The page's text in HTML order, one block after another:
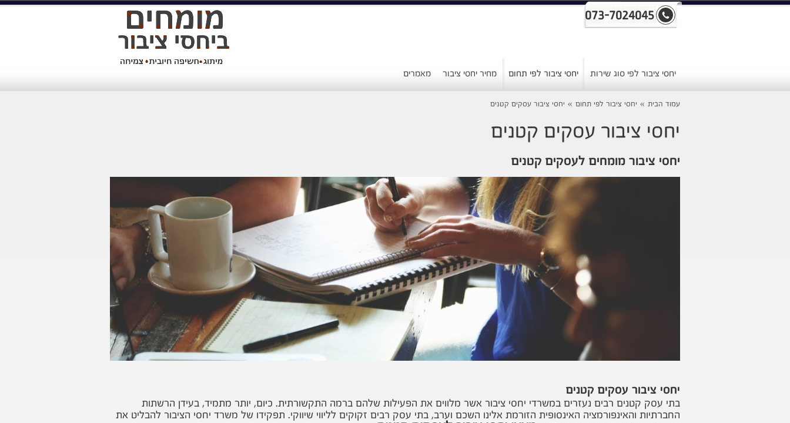
073-7024045
יחסי ציבור לפי סוג שירות יחסי ציבור לפי תחום מחיר יחסי ציבור מאמרים
עמוד הבית » יחסי ציבור לפי תחום » יחסי ציבור עסקים קטנים
יחסי ציבור עסקים קטנים
יחסי ציבור מומחים לעסקים קטנים
יחסי ציבור עסקים קטנים
בתי עסק קטנים רבים נעזרים במשרדי יחסי ציבור אשר מלווים את הפעילות שלהם ברמה התקשורתית. כיום, יותר מתמיד, בעידן הרשתות
החברתיות והאינפורמציה האינסופית הזורמת אלינו השכם וערב, בתי עסק רבים זקוקים לליווי שיווקי. תפקידו של משרד יחסי הציבור להבליט את